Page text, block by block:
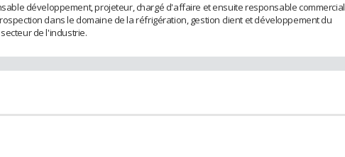
développement, projeteur, chargé d'affaire et ensuite responsable commercial
dans le domaine de la réfrigération, gestion client et développement du
de l'industrie.